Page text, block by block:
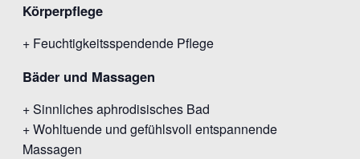
Körperpflege
+ Feuchtigkeitsspendende Pflege
Bäder und Massagen
+ Sinnliches aphrodisisches Bad
+ Wohltuende und gefühlsvoll entspannende
Massagen